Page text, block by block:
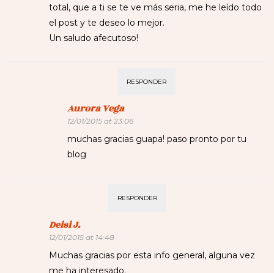
total, que a ti se te ve más seria, me he leído todo
el post y te deseo lo mejor.
Un saludo afecutoso!
RESPONDER
Aurora Vega
12/01/2015 at 23:06
muchas gracias guapa! paso pronto por tu
blog
RESPONDER
Deisi J.
12/01/2015 at 14:48
Muchas gracias por esta info general, alguna vez
me ha interesado.